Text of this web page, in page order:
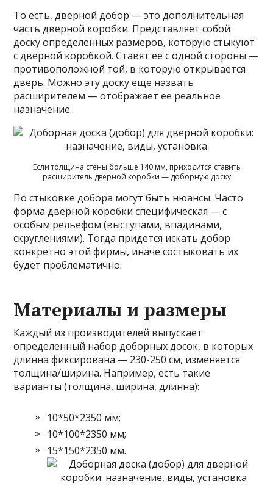
То есть, дверной добор — это дополнительная
часть дверной коробки. Представляет собой
доску определенных размеров, которую стыкуют
с дверной коробкой. Ставят ее с одной стороны —
противоположной той, в которую открывается
дверь. Можно эту доску еще назвать
расширителем — отображает ее реальное
назначение.
Если толщина стены больше 140 мм, приходится ставить
расширитель дверной коробки — доборную доску
По стыковке добора могут быть нюансы. Часто
форма дверной коробки специфическая — с
особым рельефом (выступами, впадинами,
скруглениями). Тогда придется искать добор
конкретно этой фирмы, иначе состыковать их
будет проблематично.
Материалы и размеры
Каждый из производителей выпускает
определенный набор доборных досок, в которых
длинна фиксирована — 230-250 см, изменяется
толщина/ширина. Например, есть такие
варианты (толщина, ширина, длинна):
10*50*2350 мм;
10*100*2350 мм;
15*150*2350 мм.